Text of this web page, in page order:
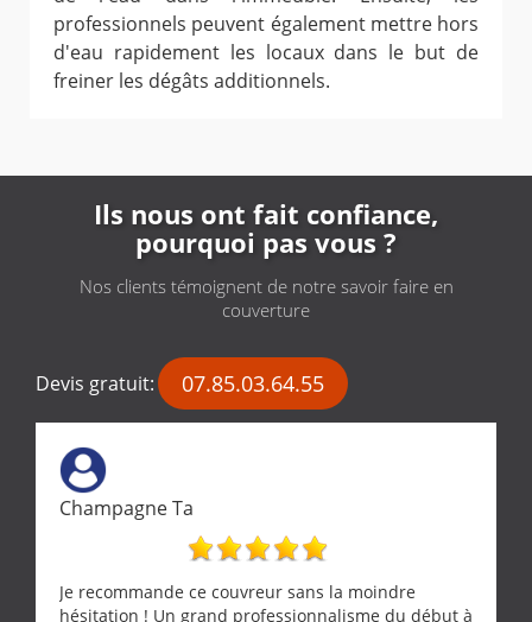
professionnels peuvent également mettre hors
d'eau rapidement les locaux dans le but de
freiner les dégâts additionnels.
Ils nous ont fait confiance,
pourquoi pas vous ?
Nos clients témoignent de notre savoir faire en
couverture
Devis gratuit: 07.85.03.64.55
Champagne Ta
Je recommande ce couvreur sans la moindre
hésitation ! Un grand professionnalisme du début à